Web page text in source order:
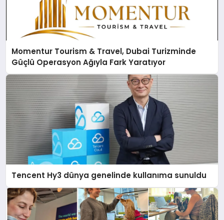
Momentur Tourism & Travel, Dubai Turizminde
Güçlü Operasyon Ağıyla Fark Yaratıyor
Tencent Hy3 dünya genelinde kullanıma sunuldu